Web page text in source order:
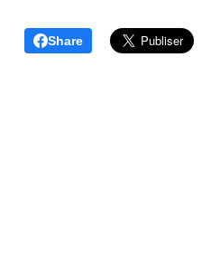
Share